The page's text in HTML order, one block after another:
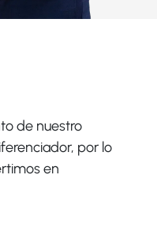
de nuestro
por lo
en